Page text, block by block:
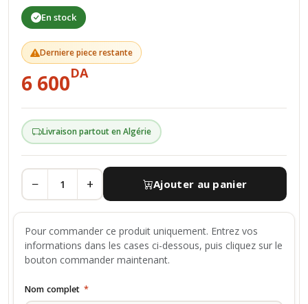
En stock
Derniere piece restante
6 600DA
Livraison partout en Algérie
− + Ajouter au panier
Pour commander ce produit uniquement. Entrez vos
informations dans les cases ci-dessous, puis cliquez sur le
bouton commander maintenant.
Nom complet *